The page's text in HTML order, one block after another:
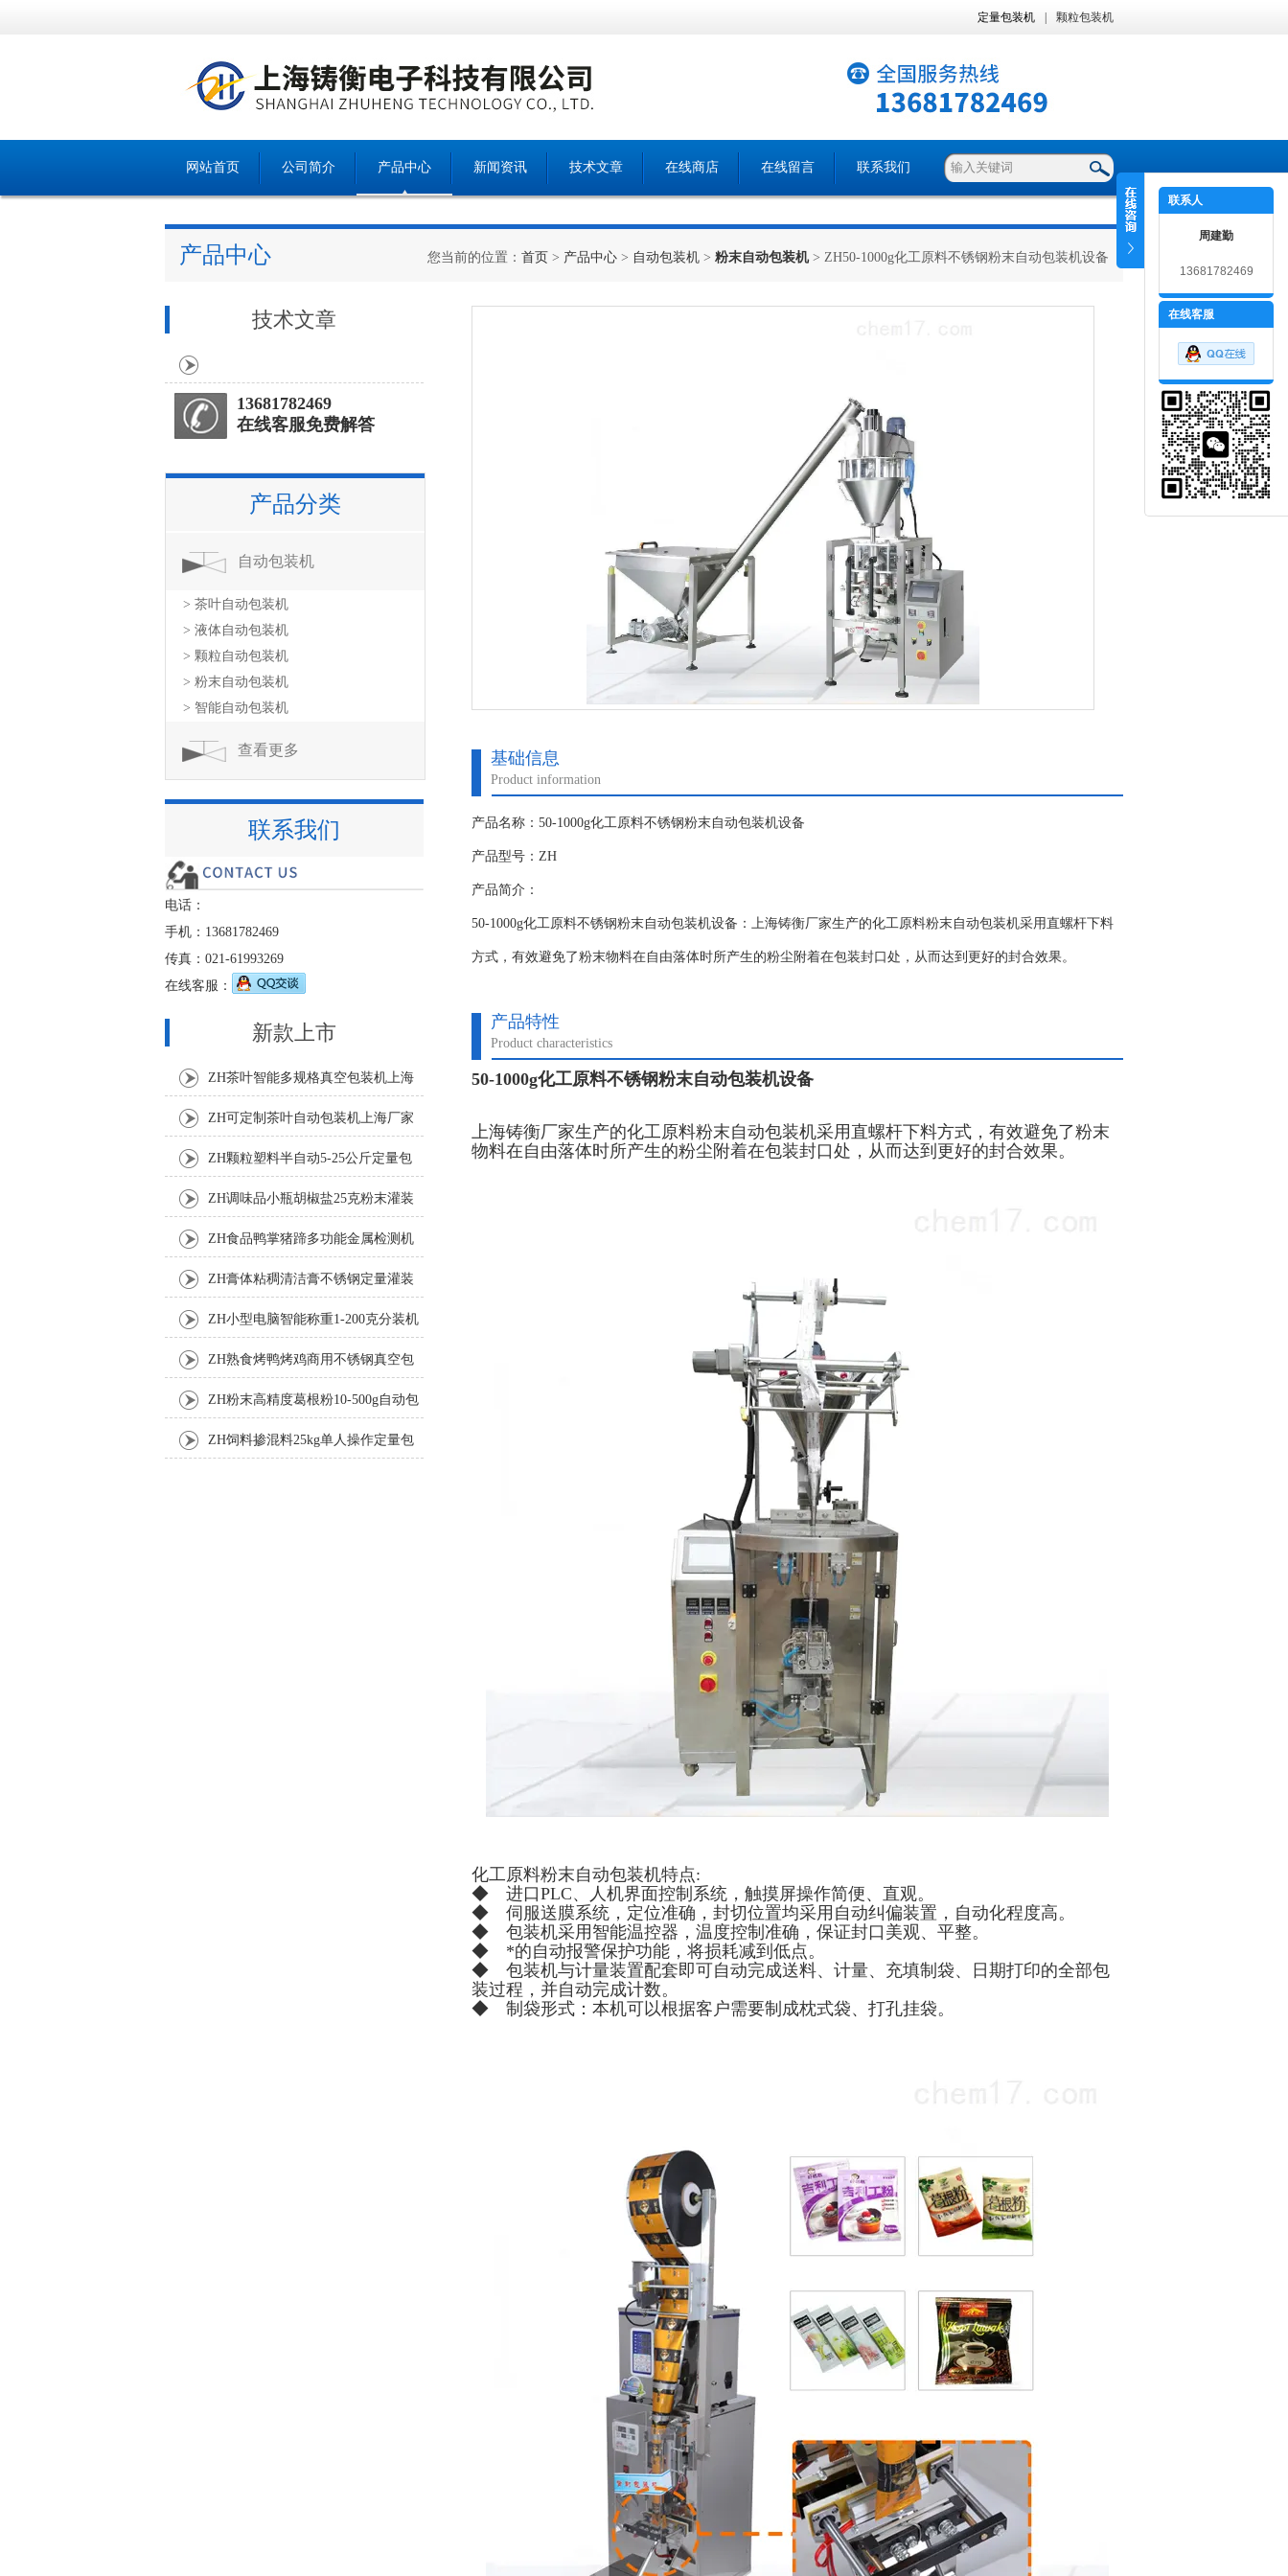
定量包装机 颗粒包装机
网站首页 公司简介 产品中心 新闻资讯 技术文章 在线商店 在线留言 联系我们
产品中心 您当前的位置： 首页 > 产品中心 > 自动包装机 > 粉末自动包装机> ZH50-1000g化工原料不锈钢粉末自动包装机设备
基础信息
Product information
产品名称：50-1000g化工原料不锈钢粉末自动包装机设备
产品型号：ZH
产品简介：
50-1000g化工原料不锈钢粉末自动包装机设备：上海铸衡厂家生产的化工原料粉末自动包装机​采用直螺杆下料
方式，有效避免了粉末物料在自由落体时所产生的粉尘附着在包装封口处，从而达到更好的封合效果。
产品特性
Product characteristics
50-1000g化工原料不锈钢粉末自动包装机设备
上海铸衡厂家生产的化工原料粉末自动包装机采用直螺杆下料方式，有效避免了粉末
物料在自由落体时所产生的粉尘附着在包装封口处，从而达到更好的封合效果。
化工原料粉末自动包装机特点:
◆ 进口PLC、人机界面控制系统，触摸屏操作简便、直观。
◆ 伺服送膜系统，定位准确，封切位置均采用自动纠偏装置，自动化程度高。
◆ 包装机采用智能温控器，温度控制准确，保证封口美观、平整。
◆ *的自动报警保护功能，将损耗减到低点。
◆ 包装机与计量装置配套即可自动完成送料、计量、充填制袋、日期打印的全部包
装过程，并自动完成计数。
◆ 制袋形式：本机可以根据客户需要制成枕式袋、打孔挂袋。
技术文章
13681782469
在线客服免费解答
产品分类
自动包装机
> 茶叶自动包装机
> 液体自动包装机
> 颗粒自动包装机
> 粉末自动包装机
> 智能自动包装机
查看更多
联系我们
电话：
手机：13681782469
传真：021-61993269
在线客服：
新款上市
ZH茶叶智能多规格真空包装机上海
厂家 ZH可定制茶叶自动包装机上海厂家
ZH颗粒塑料半自动5-25公斤定量包
装机 ZH调味品小瓶胡椒盐25克粉末灌装
ZH食品鸭掌猪蹄多功能金属检测机
ZH膏体粘稠清洁膏不锈钢定量灌装
机厂家 ZH小型电脑智能称重1-200克分装机
ZH熟食烤鸭烤鸡商用不锈钢真空包
装机 ZH粉末高精度葛根粉10-500g自动包
装机 ZH饲料掺混料25kg单人操作定量包
联系人
周建勤
13681782469
在线客服